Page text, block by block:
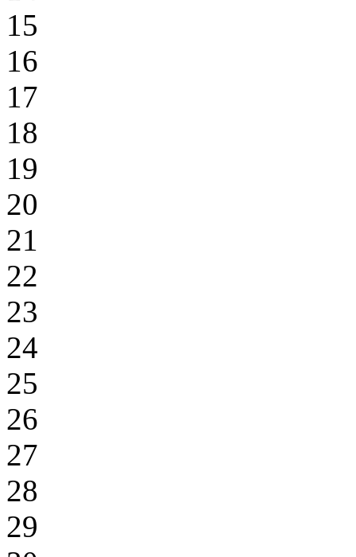
15
16
17
18
19
20
21
22
23
24
25
26
27
28
29